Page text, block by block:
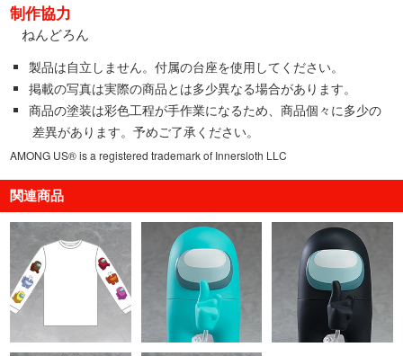
制作協力
ねんどろん
製品は自立しません。付属の台座を使用してください。
掲載の写真は実際の商品とは多少異なる場合があります。
商品の塗装は彩色工程が手作業になるため、商品個々に多少の
差異があります。予めご了承ください。
AMONG US® is a registered trademark of Innersloth LLC
関連商品